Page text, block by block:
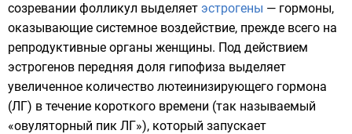
созревании фолликул выделяет эстрогены — гормоны,
оказывающие системное воздействие, прежде всего на
репродуктивные органы женщины. Под действием
эстрогенов передняя доля гипофиза выделяет
увеличенное количество лютеинизирующего гормона
(ЛГ) в течение короткого времени (так называемый
«овуляторный пик ЛГ»), который запускает